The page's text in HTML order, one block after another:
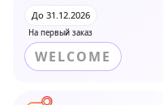
На первый заказ
До 31.12.2026
WELCOME